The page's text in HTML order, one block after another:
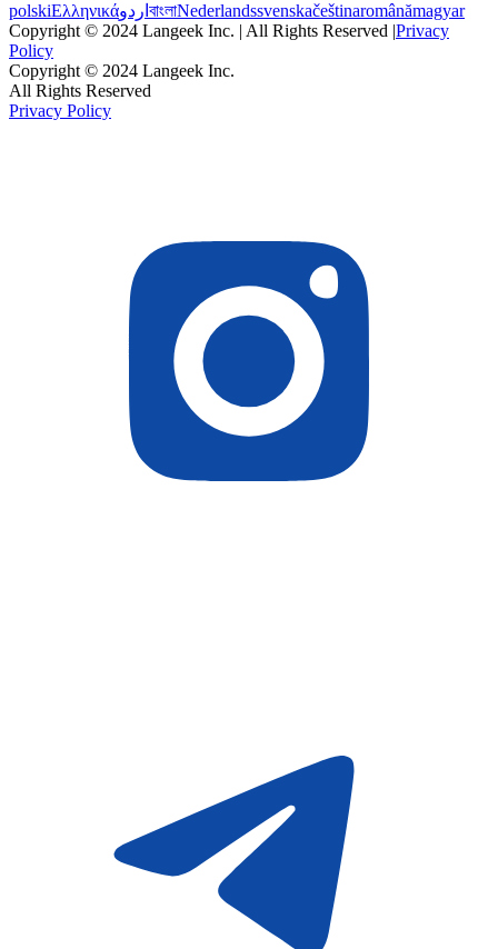
polskiΕλληνικάاردو বাংলাNederlandssvenskačeštinaromânămagyar
Copyright © 2024 Langeek Inc. | All Rights Reserved |Privacy
Policy
Copyright © 2024 Langeek Inc.
All Rights Reserved
Privacy Policy